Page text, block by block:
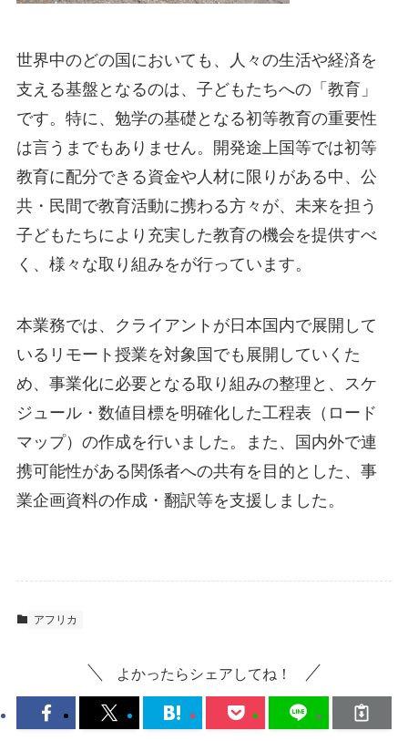
世界中のどの国においても、人々の生活や経済を
支える基盤となるのは、子どもたちへの「教育」
です。特に、勉学の基礎となる初等教育の重要性
は言うまでもありません。開発途上国等では初等
教育に配分できる資金や人材に限りがある中、公
共・民間で教育活動に携わる方々が、未来を担う
子どもたちにより充実した教育の機会を提供すべ
く、様々な取り組みをが行っています。
本業務では、クライアントが日本国内で展開して
いるリモート授業を対象国でも展開していくた
め、事業化に必要となる取り組みの整理と、スケ
ジュール・数値目標を明確化した工程表（ロード
マップ）の作成を行いました。また、国内外で連
携可能性がある関係者への共有を目的とした、事
業企画資料の作成・翻訳等を支援しました。
アフリカ
よかったらシェアしてね！